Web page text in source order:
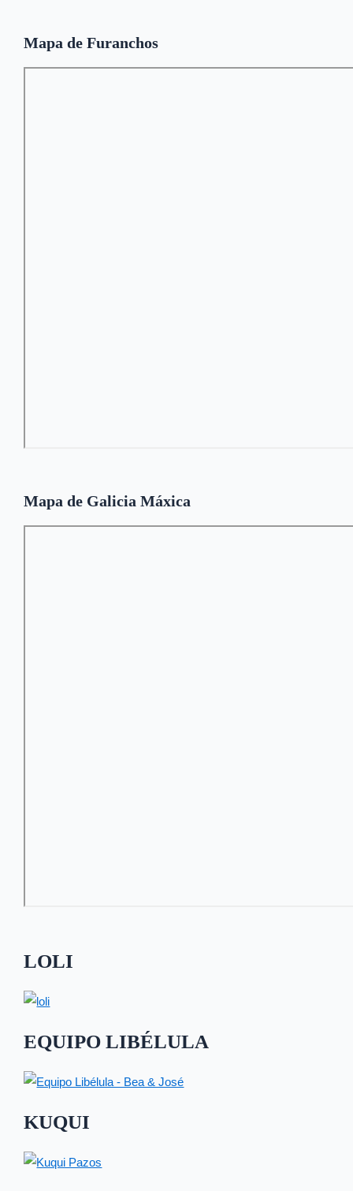
Mapa de Furanchos
Mapa de Galicia Máxica
LOLI
EQUIPO LIBÉLULA
KUQUI